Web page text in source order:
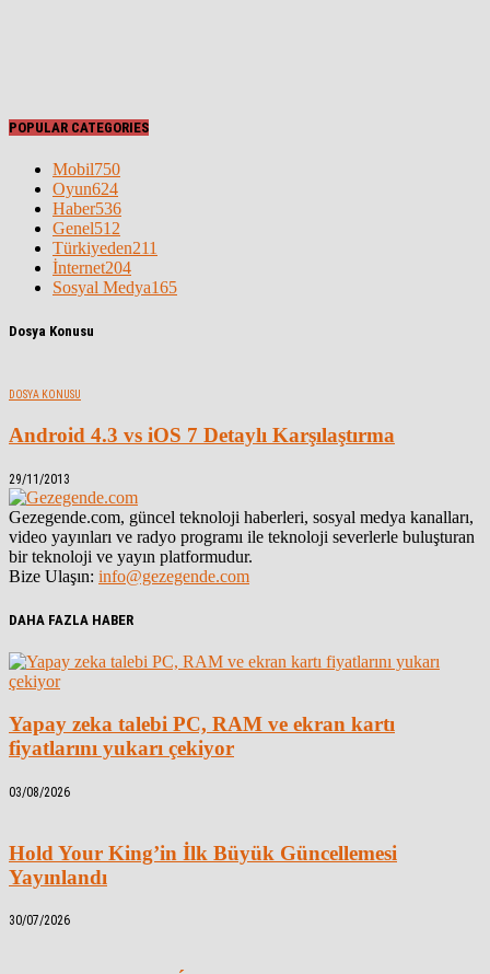
POPULAR CATEGORIES
Mobil750
Oyun624
Haber536
Genel512
Türkiyeden211
İnternet204
Sosyal Medya165
Dosya Konusu
DOSYA KONUSU
Android 4.3 vs iOS 7 Detaylı Karşılaştırma
29/11/2013
Gezegende.com, güncel teknoloji haberleri, sosyal medya kanalları,
video yayınları ve radyo programı ile teknoloji severlerle buluşturan
bir teknoloji ve yayın platformudur.
Bize Ulaşın: info@gezegende.com
DAHA FAZLA HABER
Yapay zeka talebi PC, RAM ve ekran kartı
fiyatlarını yukarı çekiyor
03/08/2026
Hold Your King’in İlk Büyük Güncellemesi
Yayınlandı
30/07/2026